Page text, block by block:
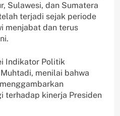
Sulawesi, dan Sumatera
terjadi sejak periode
menjabat dan terus
Indikator Politik
menilai bahwa
terhadap kinerja Presiden